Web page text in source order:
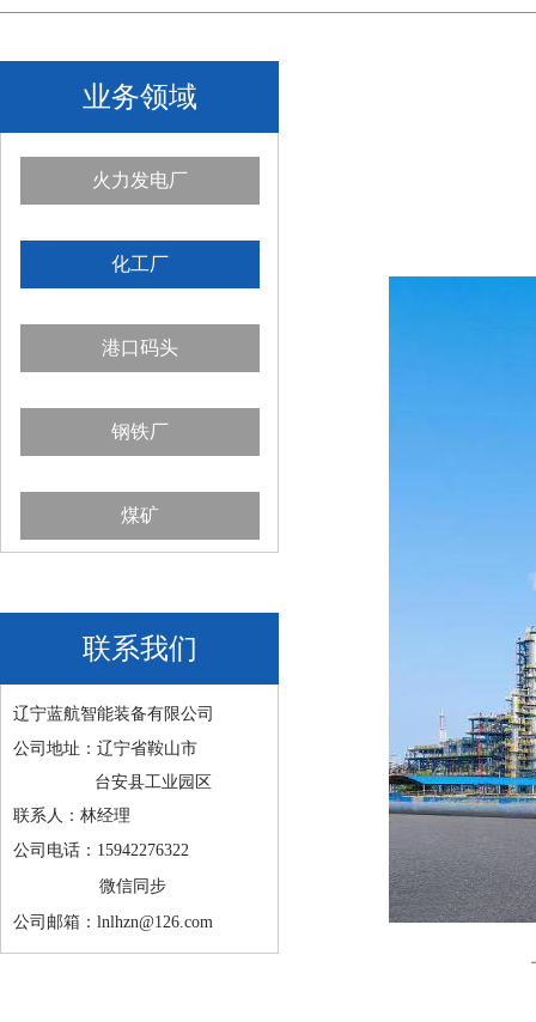
业务领域
火力发电厂
化工厂
港口码头
钢铁厂
煤矿
联系我们
辽宁蓝航智能装备有限公司
公司地址：辽宁省鞍山市
台安县工业园区
联系人：林经理
公司电话：15942276322
微信同步
公司邮箱：lnlhzn@126.com